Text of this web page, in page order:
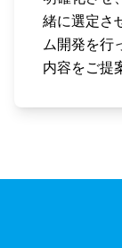
緒に選定さ
ム開発を行
内容をご提